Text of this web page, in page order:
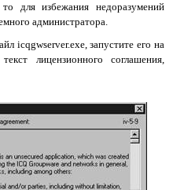
для избежания недоразумений
администратора.
icqgwserver.exe, запустите его на
лицензионного соглашения,